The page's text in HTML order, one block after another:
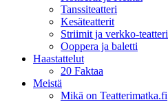
Tanssiteatteri
Kesäteatterit
Striimit ja verkko-teatteri
Ooppera ja baletti
Haastattelut
20 Faktaa
Meistä
Mikä on Teatterimatka.fi